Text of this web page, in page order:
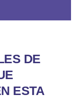
DE
ESTA